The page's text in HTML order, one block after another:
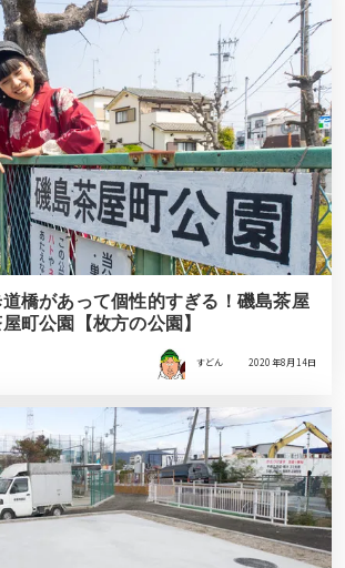
橋があって個性的すぎる！磯島茶屋
町公園【枚方の公園】
すどん 2020年8月14日